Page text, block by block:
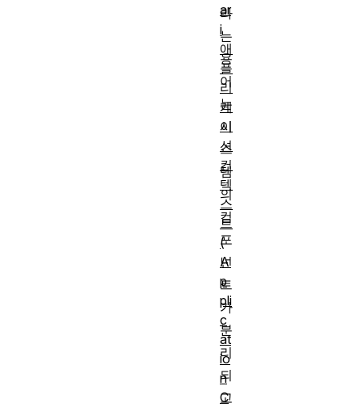
라
는
용
어
는
시
스
템
의
컴
포
넌
트
가
분
리
되
고
ar
i
애
플
리
케
이
션
컨
텍
스
트
(
A
p
pli
c
at
io
n
C